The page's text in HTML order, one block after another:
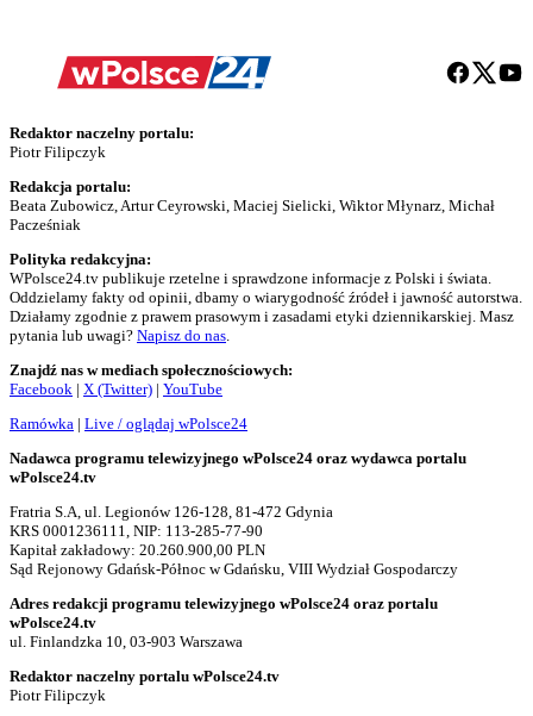
Redaktor naczelny portalu:
Piotr Filipczyk
Redakcja portalu:
Beata Zubowicz, Artur Ceyrowski, Maciej Sielicki, Wiktor Młynarz, Michał
Pacześniak
Polityka redakcyjna:
WPolsce24.tv publikuje rzetelne i sprawdzone informacje z Polski i świata.
Oddzielamy fakty od opinii, dbamy o wiarygodność źródeł i jawność autorstwa.
Działamy zgodnie z prawem prasowym i zasadami etyki dziennikarskiej. Masz
pytania lub uwagi? Napisz do nas
Znajdź nas w mediach społecznościowych:
Facebook | X (Twitter) | YouTube
Ramówka | Live / oglądaj wPolsce24
Nadawca programu telewizyjnego wPolsce24 oraz wydawca portalu
wPolsce24.tv
Fratria S.A, ul. Legionów 126-128, 81-472 Gdynia
KRS 0001236111, NIP: 113-285-77-90
Kapitał zakładowy: 20.260.900,00 PLN
Sąd Rejonowy Gdańsk-Północ w Gdańsku, VIII Wydział Gospodarczy
Adres redakcji programu telewizyjnego wPolsce24 oraz portalu
wPolsce24.tv
ul. Finlandzka 10, 03-903 Warszawa
Redaktor naczelny portalu wPolsce24.tv
Piotr Filipczyk